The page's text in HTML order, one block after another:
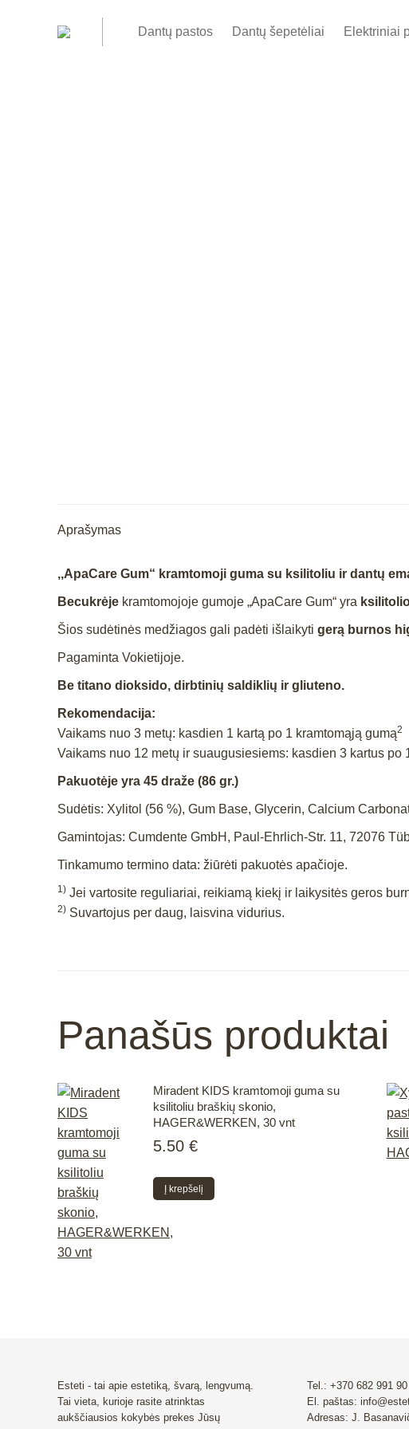
Dantų pastos Dantų šepetėliai Elektriniai
Aprašymas
,,ApaCare Gum“ kramtomoji guma su ksilitoliu ir dantų
Becukrėje kramtomojoje gumoje „ApaCare Gum“ yra
Šios sudėtinės medžiagos gali padėti išlaikyti gerą burnos
Pagaminta Vokietijoje.
Be titano dioksido, dirbtinių saldiklių ir gliuteno.
Rekomendacija:
Vaikams nuo 3 metų: kasdien 1 kartą po 1 kramtomąją gumą2
Vaikams nuo 12 metų ir suaugusiesiems: kasdien 3 kartus po
Pakuotėje yra 45 draže (86 gr.)
Sudėtis: Xylitol (56 %), Gum Base, Glycerin, Calcium
Gamintojas: Cumdente GmbH, Paul-Ehrlich-Str. 11, 72076
Tinkamumo termino data: žiūrėti pakuotės apačioje.
1) Jei vartosite reguliariai, reikiamą kiekį ir laikysitės geros
2) Suvartojus per daug, laisvina vidurius.
Panašūs produktai
Miradent KIDS kramtomoji guma su
ksilitoliu braškių skonio,
HAGER&WERKEN, 30 vnt
5.50 €
Į krepšelį
Esteti - tai apie estetiką, švarą, lengvumą.
Tai vieta, kurioje rasite atrinktas
aukščiausios kokybės prekes Jūsų
Tel.: +370 682 991 90
El. paštas:
Adresas: J.